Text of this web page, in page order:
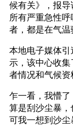
候有关》，报
所有严重急性
者，都是在气温
本地电子媒体
示，该中心收
者情况和气候资
乍一看，我懵
算是刮沙尘暴，
可我一想到沙